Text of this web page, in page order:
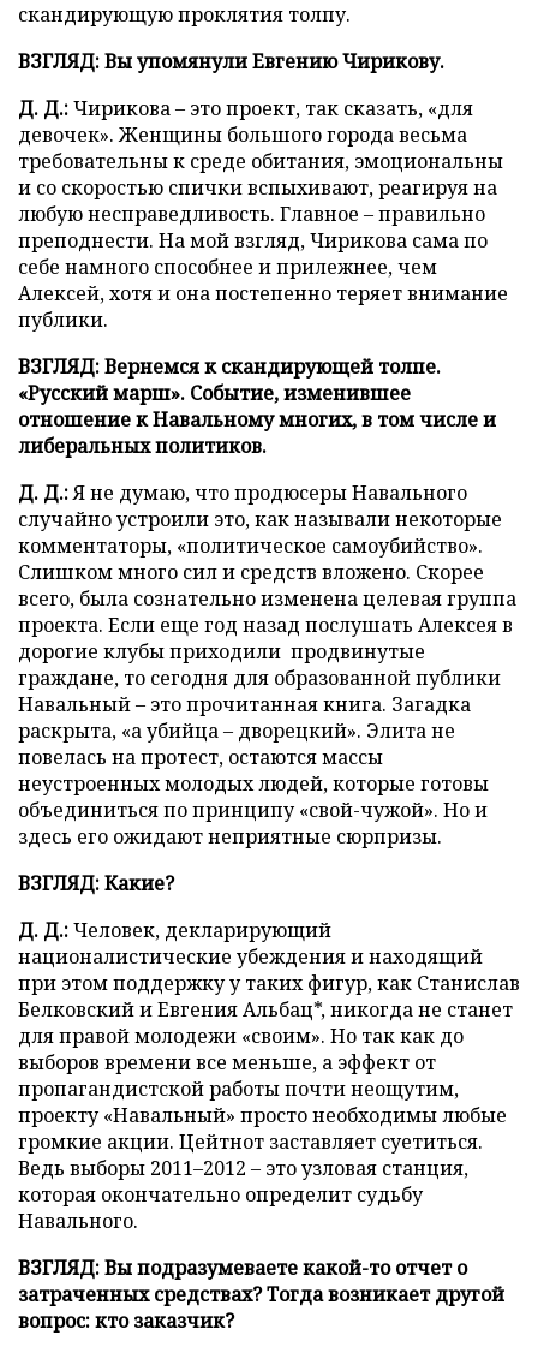
скандирующую проклятия толпу.
ВЗГЛЯД: Вы упомянули Евгению Чирикову.
Д. Д.:Чирикова – это проект, так сказать, «для
девочек». Женщины большого города весьма
требовательны к среде обитания, эмоциональны
и со скоростью спички вспыхивают, реагируя на
любую несправедливость. Главное – правильно
преподнести. На мой взгляд, Чирикова сама по
себе намного способнее и прилежнее, чем
Алексей, хотя и она постепенно теряет внимание
публики.
ВЗГЛЯД: Вернемся к скандирующей толпе.
«Русский марш». Событие, изменившее
отношение к Навальному многих, в том числе и
либеральных политиков.
Д. Д.:Я не думаю, что продюсеры Навального
случайно устроили это, как называли некоторые
комментаторы, «политическое самоубийство».
Слишком много сил и средств вложено. Скорее
всего, была сознательно изменена целевая группа
проекта. Если еще год назад послушать Алексея в
дорогие клубы приходили продвинутые
граждане, то сегодня для образованной публики
Навальный – это прочитанная книга. Загадка
раскрыта, «а убийца – дворецкий». Элита не
повелась на протест, остаются массы
неустроенных молодых людей, которые готовы
объединиться по принципу «свой-чужой». Но и
здесь его ожидают неприятные сюрпризы.
ВЗГЛЯД: Какие?
Д. Д.:Человек, декларирующий
националистические убеждения и находящий
при этом поддержку у таких фигур, как Станислав
Белковский и Евгения Альбац*, никогда не станет
для правой молодежи «своим». Но так как до
выборов времени все меньше, а эффект от
пропагандистской работы почти неощутим,
проекту «Навальный» просто необходимы любые
громкие акции. Цейтнот заставляет суетиться.
Ведь выборы 2011–2012 – это узловая станция,
которая окончательно определит судьбу
Навального.
ВЗГЛЯД: Вы подразумеваете какой-то отчет о
затраченных средствах? Тогда возникает другой
вопрос: кто заказчик?